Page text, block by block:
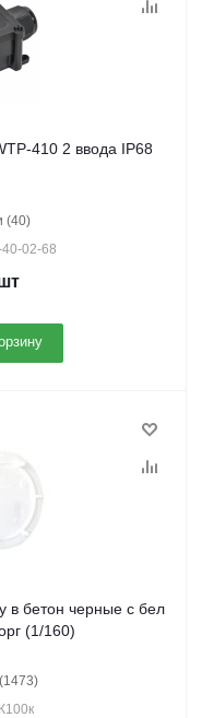
410 2 ввода IP68
(40)
02-68
в бетон черные с бел
(1/160)